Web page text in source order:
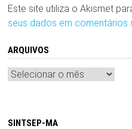
Este site utiliza o Akismet
seus dados em
ARQUIVOS
Arquivos
SINTSEP-MA